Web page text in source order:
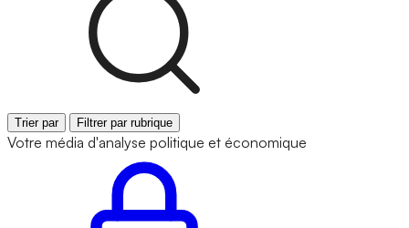
Trier par Filtrer par rubrique
Votre média d'analyse politique et économique